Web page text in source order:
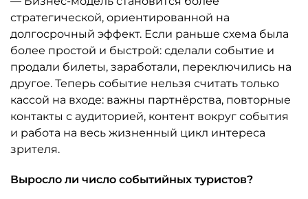
стратегической, ориентированной на
долгосрочный эффект. Если раньше схема была
более простой и быстрой: сделали событие и
продали билеты, заработали, переключились на
другое. Теперь событие нельзя считать только
кассой на входе: важны партнёрства, повторные
контакты с аудиторией, контент вокруг события
и работа на весь жизненный цикл интереса
зрителя.
Выросло ли число событийных туристов?